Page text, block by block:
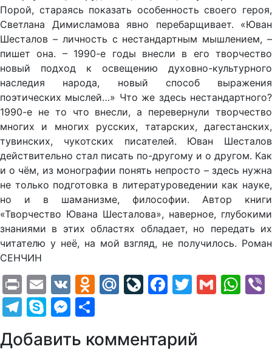
Порой, стараясь показать особенность своего героя,
Светлана Димисламова явно перебарщивает. «Юван
Шесталов – личность с нестандартным мышлением, –
пишет она. – 1990-е годы внесли в его творчество
новый подход к освещению духовно-культурного
наследия народа, новый способ выражения
поэтических мыслей…» Что же здесь нестандартного?
1990-е не то что внесли, а перевернули творчество
многих и многих русских, татарских, дагестанских,
тувинских, чукотских писателей. Юван Шесталов
действительно стал писать по-другому и о другом. Как
и о чём, из монографии понять непросто – здесь нужна
не только подготовка в литературоведении как науке,
но и в шаманизме, философии. Автор книги
«Творчество Ювана Шесталова», наверное, глубокими
знаниями в этих областях обладает, но передать их
читателю у неё, на мой взгляд, не получилось. Роман
СЕНЧИН
PrintEmail
VK Odnoklassniki
Mail.Ru
LiveJournal
Facebook
Twitter
Gmail
Telegram
SkypeMessenger
Добавить комментарий